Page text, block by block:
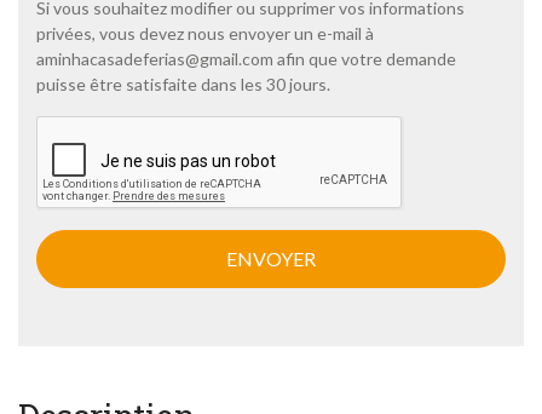
e
d
e
c
n
d
e
t
i
*
Si vous souhaitez modifier ou supprimer vos informations
privées, vous devez nous envoyer un e-mail à
aminhacasadeferias@gmail.com afin que votre demande
puisse être satisfaite dans les 30 jours.
T
C
H
A